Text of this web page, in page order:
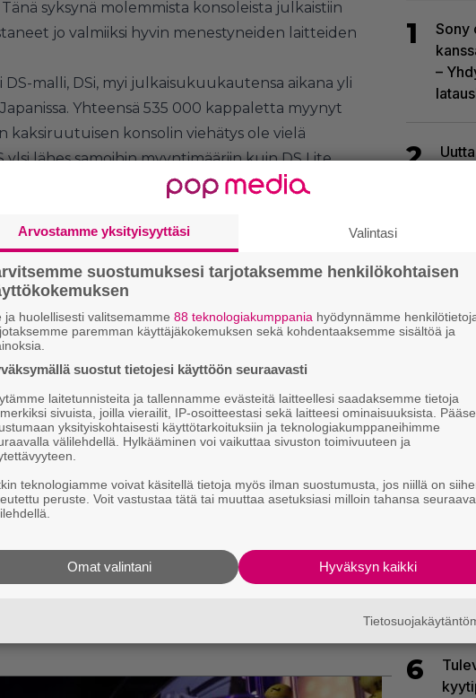
syksynä molemmista konsoleista julkaistiin
jo valmiiksi hyvin menestyneiden laitteiden
malli, DSi, myi julkaisukuukautensa aikana yli
Yhteensä 535 000 kappaletta myynyt
kaksiruutuisen konsolin viehätys ole vielä
ylsi lähes samoihin myyntimääriin kuin DS Lite
lähes kolme vuotta sitten.
kyseisellä alueella 24 239 590.
1
Sony
–
2
4
5
-
6
Arvostamme yksityisyyttäsi Valintasi
suostumuksesi tarjotaksemme henkilökohtaisen
ja huolellisesti valitsemamme 88 teknologiakumppania hyödynnämme
paremman käyttäjäkokemuksen sekä kohdentaaksemme sisältöä ja
suostut tietojesi käyttöön seuraavasti
laitetunnisteita ja tallennamme evästeitä laitteellesi saadaksemme tietoja
sivuista, joilla vierailit, IP-osoitteestasi sekä laitteesi ominaisuuksista.
yksityiskohtaisesti käyttötarkoituksiin ja teknologiakumppaneihimme
välilehdellä. Hylkääminen voi vaikuttaa sivuston toimivuuteen ja
teknologiamme voivat käsitellä tietoja myös ilman suostumusta, jos niillä on
peruste. Voit vastustaa tätä tai muuttaa asetuksiasi milloin tahansa
Hyväksyn kaikki
Omat valintani